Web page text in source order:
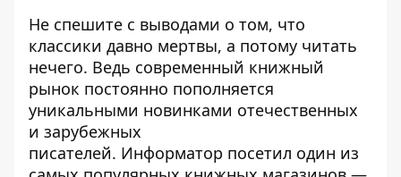
Не спешите с выводами о том, что
классики давно мертвы, а потому читать
нечего. Ведь современный книжный
рынок постоянно пополняется
уникальными новинками отечественных
и зарубежных
писателей. Информатор посетил один из